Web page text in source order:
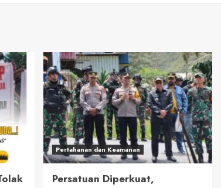
Pertahanan dan Keamanan
Persatuan Diperkuat,